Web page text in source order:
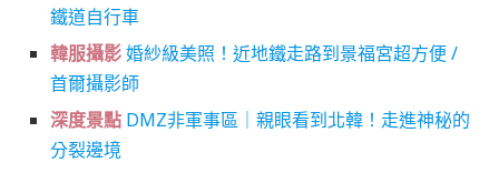
鐵道自行車
韓服攝影婚紗級美照！近地鐵走路到景福宮超方便 /
首爾攝影師
深度景點 DMZ非軍事區｜親眼看到北韓！走進神秘的
分裂邊境